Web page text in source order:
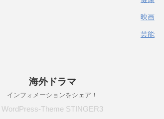
映画
芸能
海外ドラマ
インフォメーションをシェア！
WordPress-Theme STINGER3